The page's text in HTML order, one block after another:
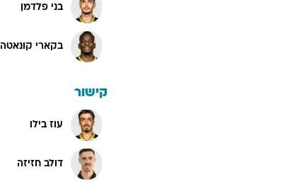
בני פלדמן
בקארי קונאטה
קישור
עוז בילו
דולב חזיזה